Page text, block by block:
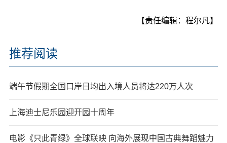
【责任编辑：程尔凡】
推荐阅读
端午节假期全国口岸日均出入境人员将达220万人次
上海迪士尼乐园迎开园十周年
电影《只此青绿》全球联映 向海外展现中国古典舞蹈魅力